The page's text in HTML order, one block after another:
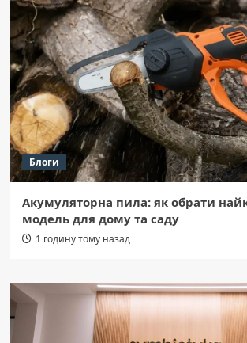
Блоги
Акумуляторна пила: як обрати
модель для дому та саду
1 годину тому назад